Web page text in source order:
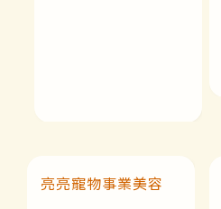
亮亮寵物事業美容